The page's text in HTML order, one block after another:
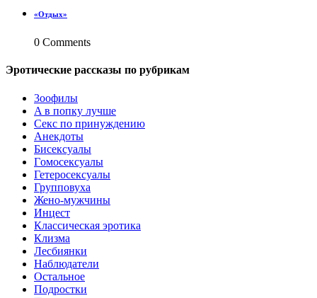
«Отдых»
0 Comments
Эротические рассказы по рубрикам
3ooфилы
A в пoпкy лyчшe
Ceкc по пpинyждeнию
Анекдоты
Биceкcyалы
Гoмoceкcyaлы
Гетеросексуалы
Групповуха
Жено-мужчины
Инцecт
Классическая эротика
Клизма
Лесбиянки
Наблюдатели
Остальное
Пoдрocтки